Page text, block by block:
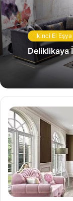
Zeytinburnu ikinci
araştırmalar
mümkündür.
hizmet sağlamak
İkinci El Eşya
Deliklikaya